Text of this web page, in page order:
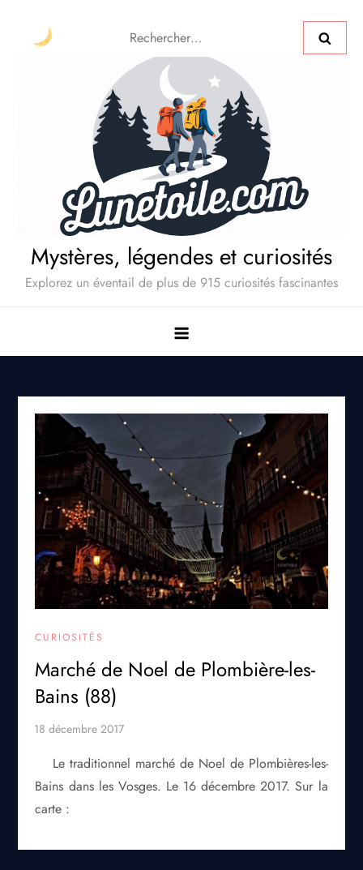
Mystères, légendes et curiosités
Explorez un éventail de plus de 915 curiosités fascinantes
CURIOSITÉS
Marché de Noel de Plombière-les-
Bains (88)
Le traditionnel marché de Noel de Plombières-les-
Bains dans les Vosges. Le 16 décembre 2017. Sur la
carte :